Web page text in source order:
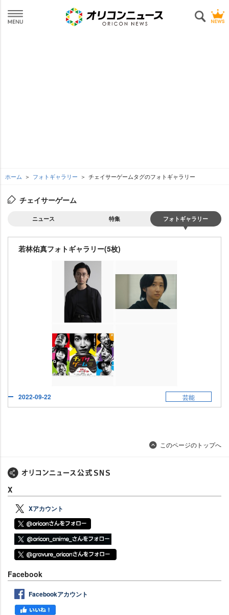
ホーム フォトギャラリー チェイサーゲームタグのフォトギャラリー
チェイサーゲーム
ニュース 特集 フォトギャラリー
若林佑真フォトギャラリー(5枚)
2022-09-22 芸能
このページのトップへ
X
Xアカウント
Facebook
Facebookアカウント